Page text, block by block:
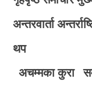
अन्तरवार्ता
थप
अचम्मका कुरा